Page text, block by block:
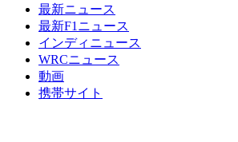
最新ニュース
最新F1ニュース
インディニュース
WRCニュース
動画
携帯サイト